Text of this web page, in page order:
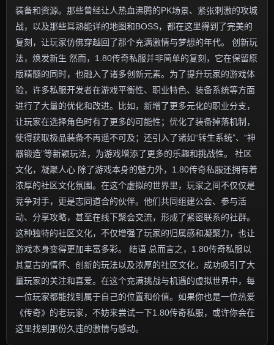
装备和资源。那些曾经让人热血沸腾的PK场景、紧张刺激的攻城
战，以及那些耳熟能详的地图和BOSS，都在这里得到了完美的
复刻，让玩家仿佛穿越回了那个充满激情与梦想的年代。 创新玩
法，焕发新生 然而，1.80传奇私服并非简单的复刻，它在保留原
版精髓的同时，也融入了诸多创新元素。为了提升玩家的游戏体
验，许多私服开发者在游戏平衡性、职业特色、装备系统等方面
进行了大量的优化和改进。比如，新增了更多元化的职业分支，
让玩家在选择角色时有了更多的可能性；优化了装备掉落机制，
使得获取极品装备不再遥不可及；还引入了诸如“转生系统”、“神
器锻造”等新颖玩法，为游戏增添了更多的乐趣和挑战性。 社区
文化，凝聚人心 除了游戏本身的魅力外，1.80传奇私服还拥有着
浓厚的社区文化氛围。在这个虚拟的世界里，玩家之间不仅仅是
竞争对手，更是志同道合的伙伴。他们共同组建公会、参与活
动、分享攻略，甚至在线下聚会交流，形成了紧密联系的社群。
这种独特的社区文化，不仅增强了玩家的归属感和凝聚力，也让
游戏本身变得更加丰富多彩。 结语 总而言之，1.80传奇私服以
其复古的情怀、创新的玩法以及浓厚的社区文化，成功吸引了大
量玩家的关注和喜爱。在这个充满挑战与机遇的虚拟世界中，每
一位玩家都能找到属于自己的位置和价值。如果你也是一位热爱
《传奇》的老玩家，不妨来尝试一下1.80传奇私服，或许你会在
这里找到那份久违的激情与感动。